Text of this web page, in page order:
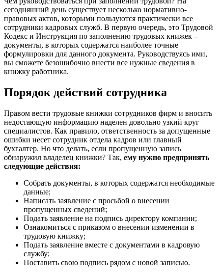
сегодняшний день существует несколько нормативно-
правовых актов, которыми пользуются практически все
сотрудники кадровых служб. В первую очередь, это Трудовой
Кодекс и Инструкция по заполнению трудовых книжек –
документы, в которых содержатся наиболее точные
формулировки для данного документа. Руководствуясь ими,
вы сможете безошибочно внести все нужные сведения в
книжку работника.
Порядок действий сотрудника
Правом вести трудовые книжки сотрудников фирм и вносить
недостающую информацию наделен довольно узкий круг
специалистов. Как правило, ответственность за допущенные
ошибки несет сотрудник отдела кадров или главный
бухгалтер. Но что делать, если пропущенную запись
обнаружил владелец книжки? Так, ему нужно предпринять
следующие действия:
Собрать документы, в которых содержатся необходимые
данные;
Написать заявление с просьбой о внесении
пропущенных сведений;
Подать заявление на подпись директору компании;
Ознакомиться с приказом о внесении изменении в
трудовую книжку;
Подать заявление вместе с документами в кадровую
службу;
Поставить свою подпись рядом с новой записью.